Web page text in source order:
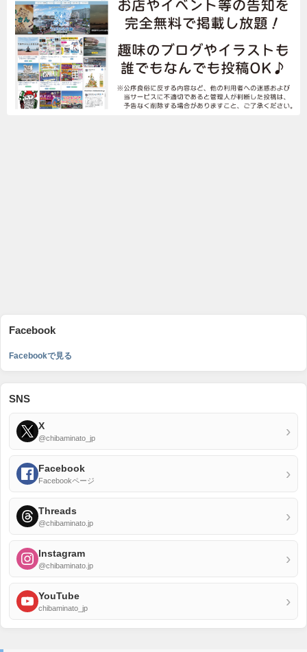
Facebook
Facebookで見る
SNS
X
@chibaminato_jp ›
Facebook
Facebookページ ›
Threads
@chibaminato.jp ›
Instagram
@chibaminato.jp ›
YouTube
chibaminato_jp ›